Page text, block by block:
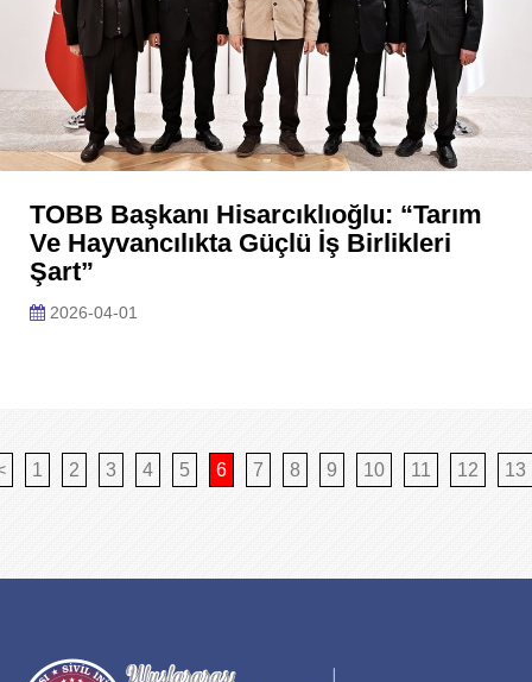
TOBB Başkanı Hisarcıklıoğlu: “Tarım
Ve Hayvancılıkta Güçlü İş Birlikleri
Şart”
2026-04-01
1 2 3 4 5 6 7 8 9 10 11 12 13